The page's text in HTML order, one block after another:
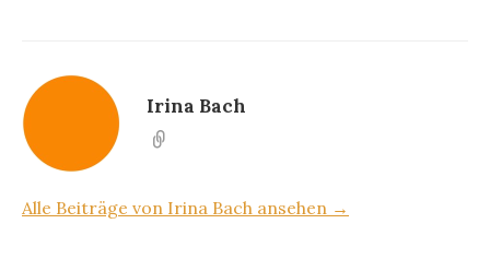
Irina Bach
Alle Beiträge von Irina Bach ansehen →